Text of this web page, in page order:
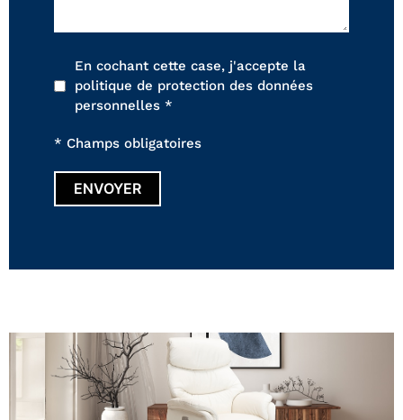
En cochant cette case, j'accepte la
politique de protection des données
personnelles *
* Champs obligatoires